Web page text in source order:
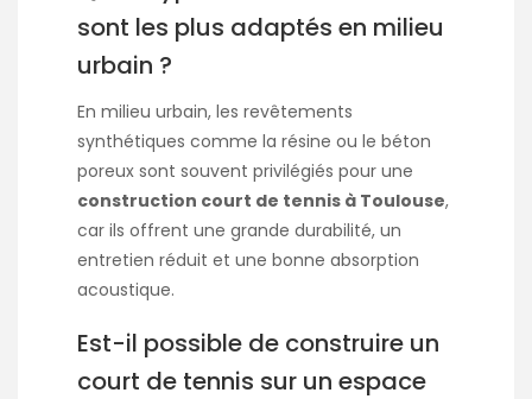
sont les plus adaptés en milieu
urbain ?
En milieu urbain, les revêtements
synthétiques comme la résine ou le béton
poreux sont souvent privilégiés pour une
construction court de tennis à Toulouse,
car ils offrent une grande durabilité, un
entretien réduit et une bonne absorption
acoustique.
Est-il possible de construire un
court de tennis sur un espace